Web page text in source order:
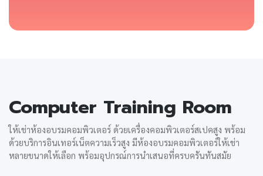
Computer Training Room
ให้เช่าห้องอบรมคอมพิวเตอร์ ด้วยเครื่องคอมพิวเตอร์สเปคสูง พร้อม
ด้วยบริการอินเทอร์เน็ตความเร็วสูง มีห้องอบรมคอมพิวเตอร์ให้เช่า
หลายขนาดให้เลือก พร้อมอุปกรณ์การนำเสนอที่ครบครันทันสมัย